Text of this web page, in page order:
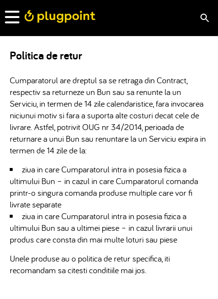
Politica de retur
Cumparatorul are dreptul sa se retraga din Contract,
respectiv sa returneze un Bun sau sa renunte la un
Serviciu, in termen de 14 zile calendaristice, fara invocarea
niciunui motiv si fara a suporta alte costuri decat cele de
livrare. Astfel, potrivit OUG nr 34/2014, perioada de
returnare a unui Bun sau renuntare la un Serviciu expira in
termen de 14 zile de la:
ziua in care Cumparatorul intra in posesia fizica a
ultimului Bun – in cazul in care Cumparatorul comanda
printr-o singura comanda produse multiple care vor fi
livrate separate
ziua in care Cumparatorul intra in posesia fizica a
ultimului Bun sau a ultimei piese – in cazul livrarii unui
produs care consta din mai multe loturi sau piese
Unele produse au o politica de retur specifica, iti
recomandam sa citesti conditiile mai jos.